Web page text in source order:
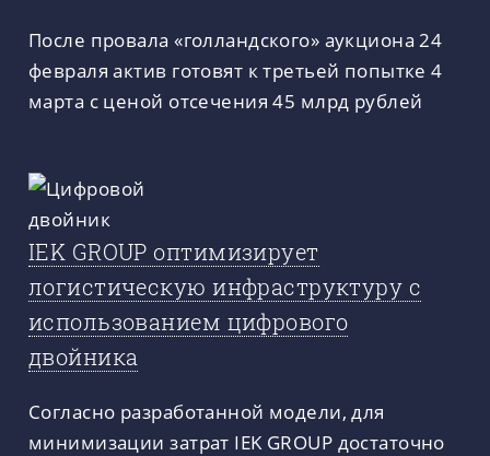
После провала «голландского» аукциона 24
февраля актив готовят к третьей попытке 4
марта с ценой отсечения 45 млрд рублей
IEK GROUP оптимизирует
логистическую инфраструктуру с
использованием цифрового
двойника
Согласно разработанной модели, для
минимизации затрат IEK GROUP достаточно